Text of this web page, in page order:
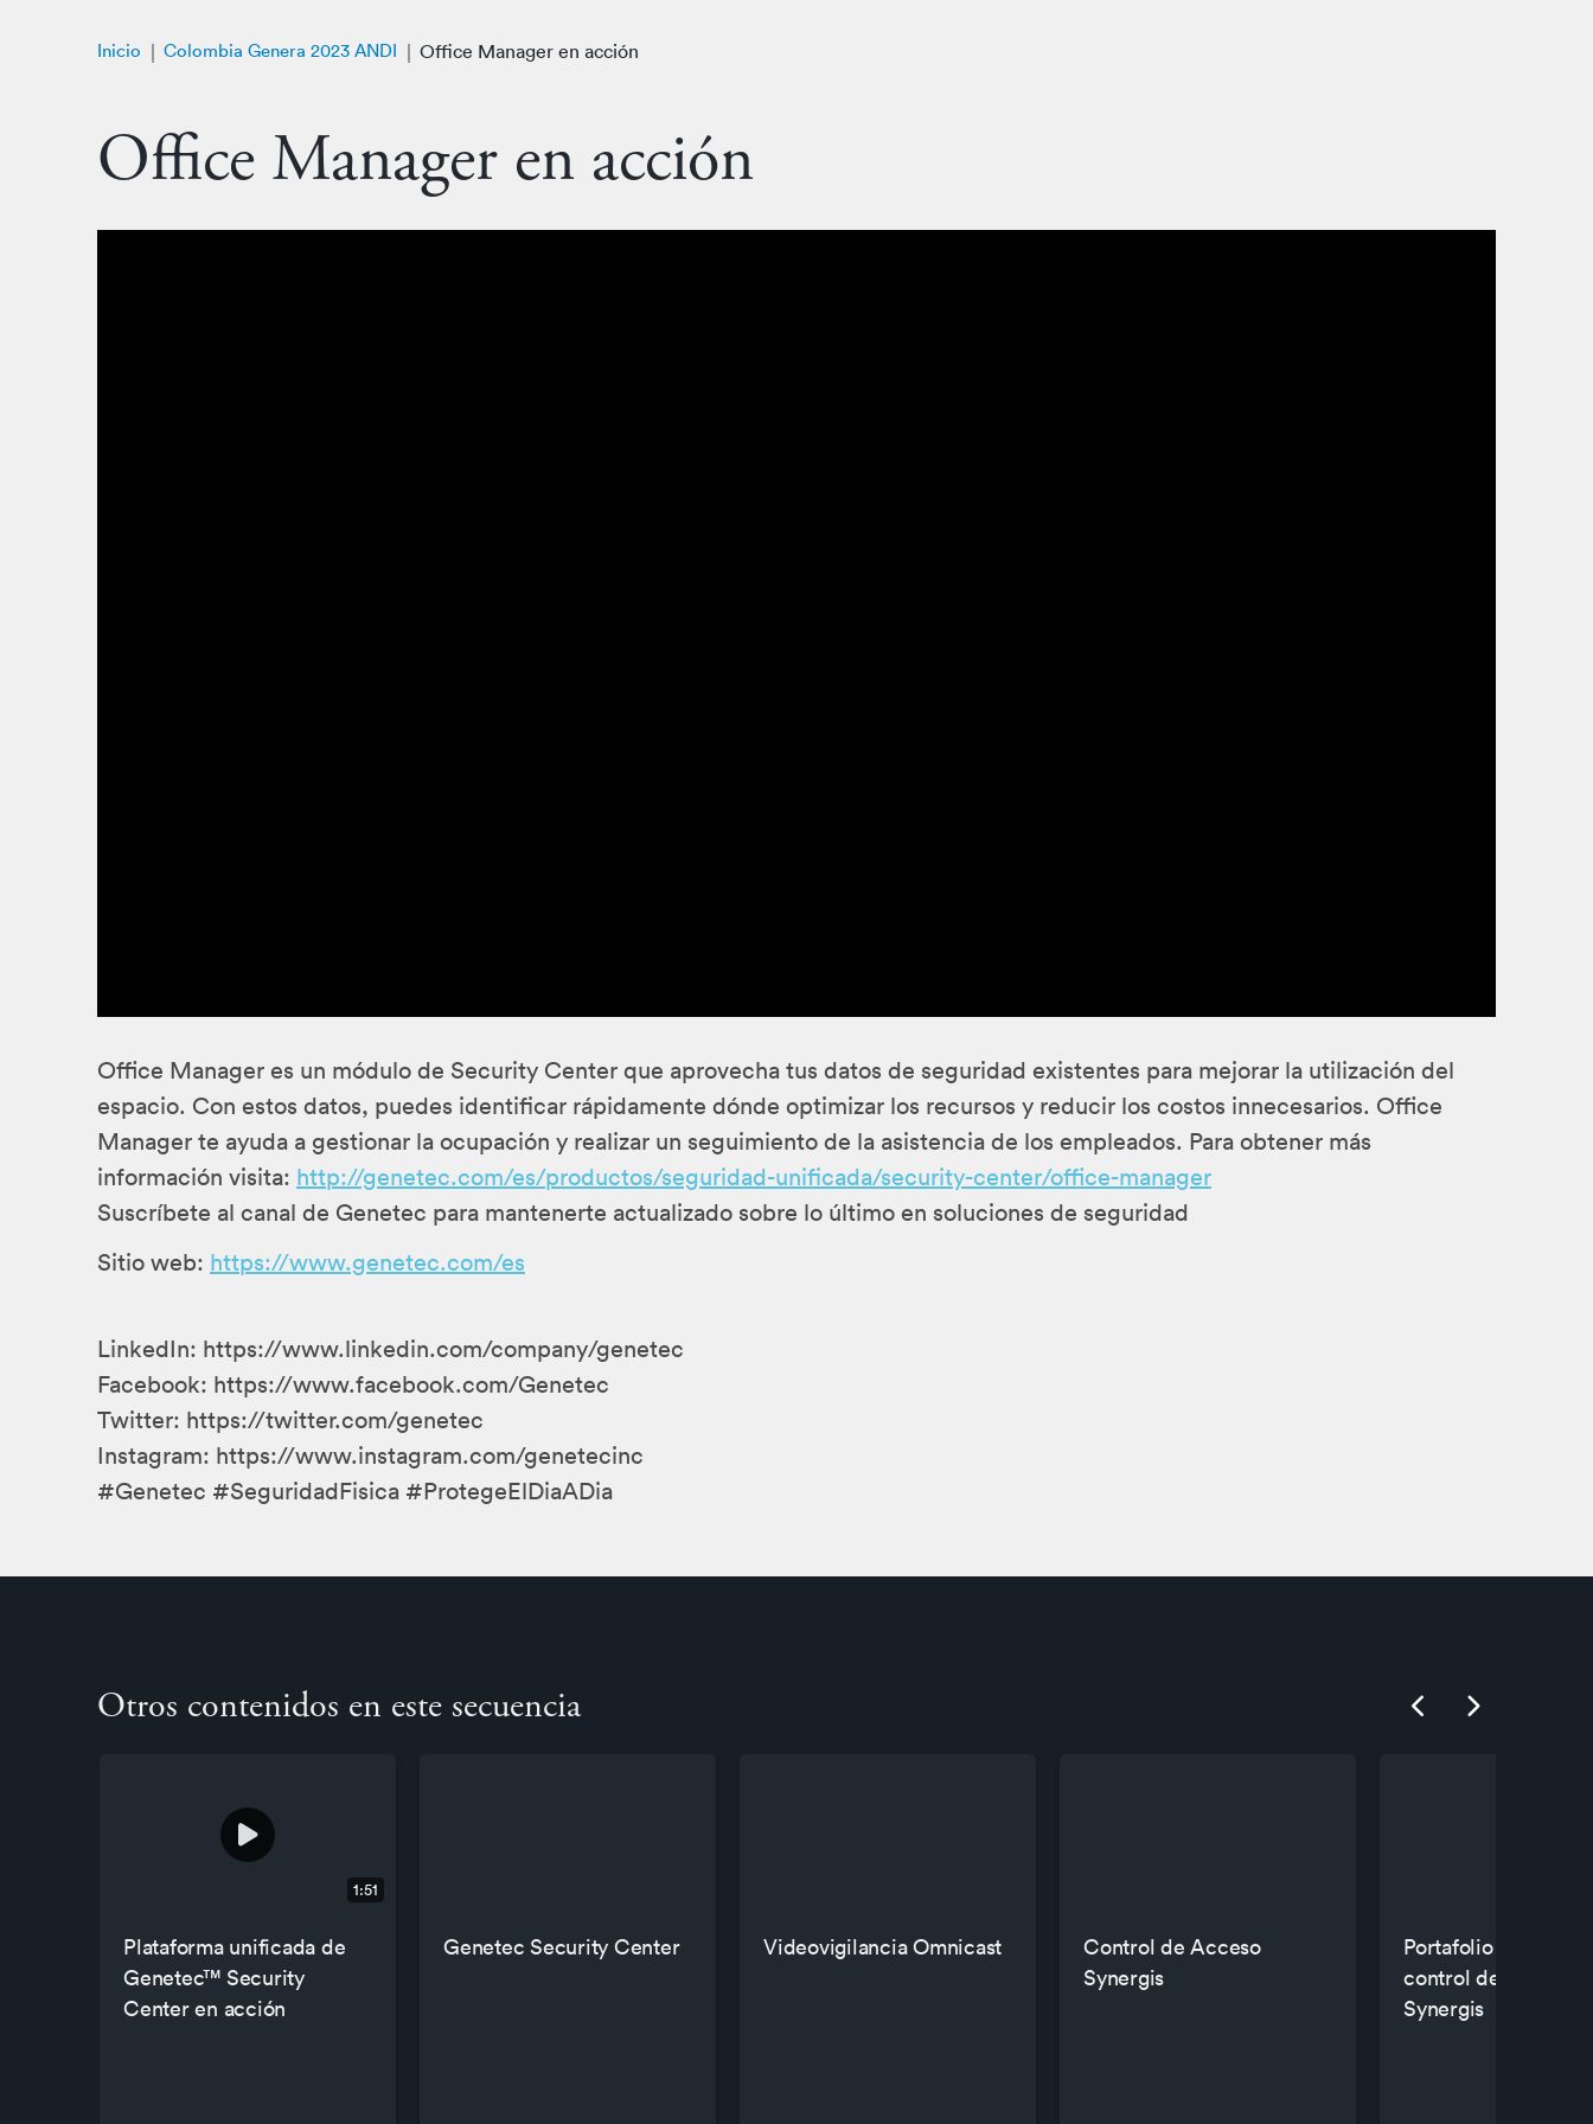
Inicio Colombia Genera 2023 ANDI Office Manager en acción
Office Manager en acción
Office Manager es un módulo de Security Center que aprovecha tus datos de seguridad existentes para mejorar la utilización del
espacio. Con estos datos, puedes identificar rápidamente dónde optimizar los recursos y reducir los costos innecesarios. Office
Manager te ayuda a gestionar la ocupación y realizar un seguimiento de la asistencia de los empleados. Para obtener más
información visita: http://genetec.com/es/productos/seguridad-unificada/security-center/office-manager
Suscríbete al canal de Genetec para mantenerte actualizado sobre lo último en soluciones de seguridad
Sitio web: https://www.genetec.com/es
LinkedIn: https://www.linkedin.com/company/genetec
Facebook: https://www.facebook.com/Genetec
Twitter: https://twitter.com/genetec
Instagram: https://www.instagram.com/genetecinc
#Genetec #SeguridadFisica #ProtegeElDiaADia
Otros contenidos en este secuencia Show previousShow next
1:51
Plataforma unificada de
Genetec™ Security
Center en acción
Genetec Security Center Videovigilancia Omnicast
Control de Acceso
Synergis
Portafolio de
control de acceso
Synergis